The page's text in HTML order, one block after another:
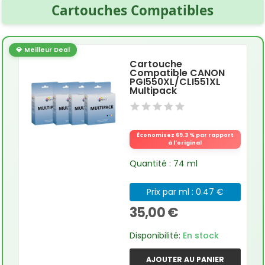
Cartouches Compatibles
💎 Meilleur Deal
Cartouche
Compatible CANON
PGI550XL/CLI551XL
Multipack
Économisez 69.3 % par rapport
à l'original
Quantité : 74 ml
Prix par ml : 0.47 €
35,00 €
Disponibilité: En stock
AJOUTER AU PANIER